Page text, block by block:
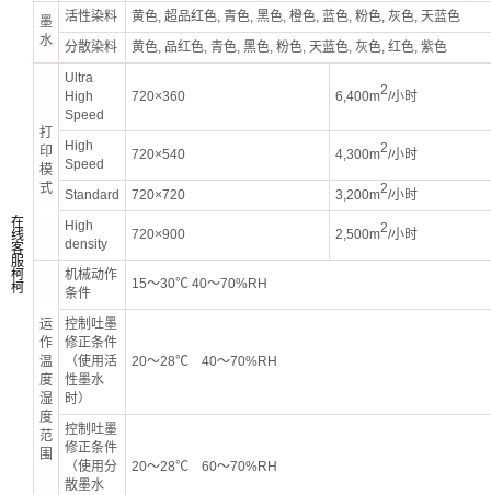
墨
水
活性染料
黄色, 超品红色, 青色, 黑色, 橙色, 蓝色, 粉色, 灰色, 天蓝色
分散染料
黄色, 品红色, 青色, 黑色, 粉色, 天蓝色, 灰色, 红色, 紫色
打
印
模
式
Ultra
High
Speed
720×360 6,400m2/小时
High
Speed
720×540 4,300m2/小时
Standard 720×720 3,200m2/小时
High
density
720×900 2,500m2/小时
运
作
温
度
湿
度
范
围
机械动作
条件
15～30℃ 40～70%RH
控制吐墨
修正条件
（使用活
性墨水
时）
20～28℃ 40～70%RH
控制吐墨
修正条件
（使用分
散墨水
20～28℃ 60～70%RH
在
线
客
服
柯
柯